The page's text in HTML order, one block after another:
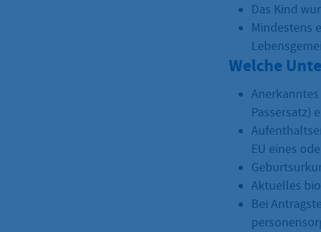
Das Kind
Mindestens
Welche
Passersatz)
EU eines
Aktuelles
Bei